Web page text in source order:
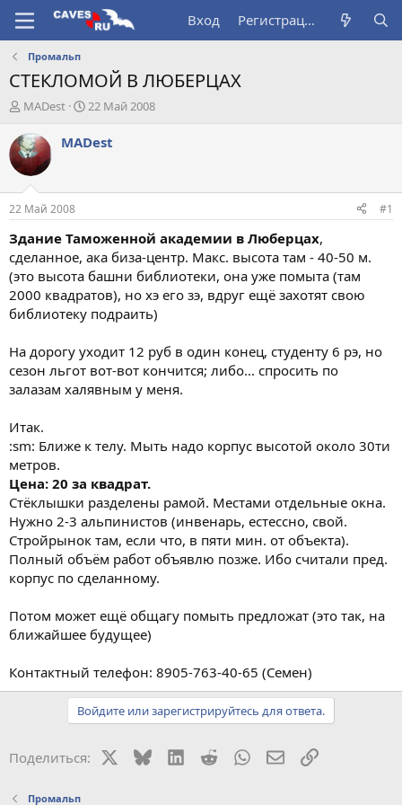
Вход Регистрация
Промальп
CТЕКЛОМОЙ В ЛЮБЕРЦАХ
А
т
о
р
т
е
м
ы
MADest
Д
т
а
л
22 Май 2008
MADest
22 Май 2008 #1
Здание Таможенной академии в Люберцах,
сделанное, ака биза-центр. Макс. высота там - 40-50 м.
(это высота башни библиотеки, она уже помыта (там
2000 квадратов), но хэ его зэ, вдруг ещё захотят свою
библиотеку подраить)
На дорогу уходит 12 руб в один конец, студенту 6 рэ, но
сезон льгот вот-вот кончится; либо... спросить по
залазам халявным у меня.
Итак.
:sm: Ближе к телу. Мыть надо корпус высотой около 30ти
метров.
Цена: 20 за квадрат.
Стёклышки разделены рамой. Местами отдельные окна.
Нужно 2-3 альпинистов (инвенарь, естессно, свой.
Стройрынок там, если что, в пяти мин. от объекта).
Полный объём работ объявлю позже. Ибо считали пред.
корпус по сделанному.
Потом может ещё общагу помыть предложат (это так, на
ближайшее будущее)
Контактный телефон: 8905-763-40-65 (Семен)
Войдите или зарегистрируйтесь для ответа.
Поделиться: BlueskyLinkedIn
RedditWhatsAppЭлектронная
Ссылка
Промальп